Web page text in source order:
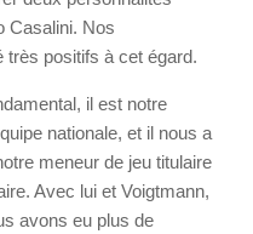
Casalini. Nos
très positifs à cet égard.
il est notre
nationale, et il nous a
meneur de jeu titulaire
Avec lui et Voigtmann,
avons eu plus de